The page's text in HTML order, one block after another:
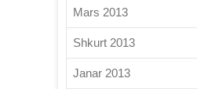
Mars 2013
Shkurt 2013
Janar 2013